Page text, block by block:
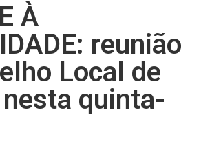
À
reunião
Local de
quinta-